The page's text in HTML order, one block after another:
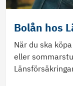
Bolån hos
När du ska
eller